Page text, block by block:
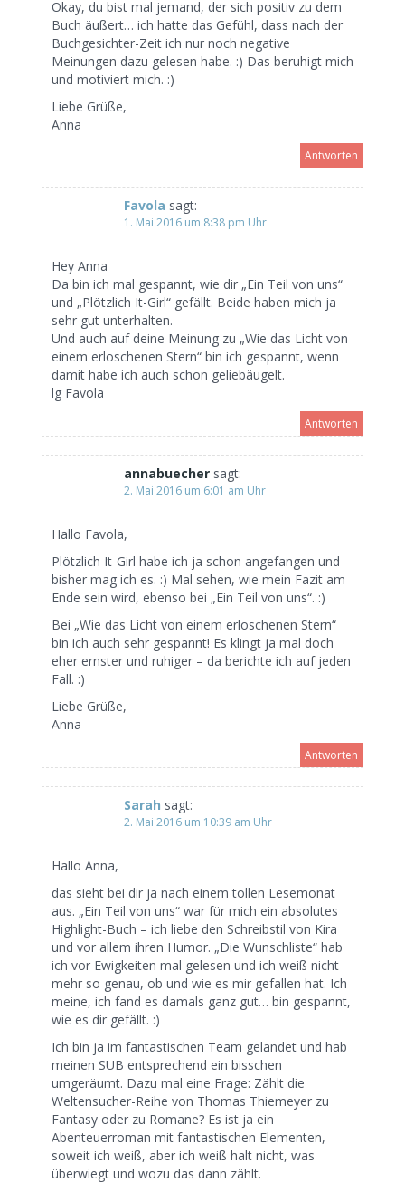
Okay, du bist mal jemand, der sich positiv zu dem
Buch äußert… ich hatte das Gefühl, dass nach der
Buchgesichter-Zeit ich nur noch negative
Meinungen dazu gelesen habe. :) Das beruhigt mich
und motiviert mich. :)
Liebe Grüße,
Anna
Antworten
Favola sagt:
1. Mai 2016 um 8:38 pm Uhr
Hey Anna
Da bin ich mal gespannt, wie dir „Ein Teil von uns“
und „Plötzlich It-Girl“ gefällt. Beide haben mich ja
sehr gut unterhalten.
Und auch auf deine Meinung zu „Wie das Licht von
einem erloschenen Stern“ bin ich gespannt, wenn
damit habe ich auch schon geliebäugelt.
lg Favola
Antworten
annabuecher sagt:
2. Mai 2016 um 6:01 am Uhr
Hallo Favola,
Plötzlich It-Girl habe ich ja schon angefangen und
bisher mag ich es. :) Mal sehen, wie mein Fazit am
Ende sein wird, ebenso bei „Ein Teil von uns“. :)
Bei „Wie das Licht von einem erloschenen Stern“
bin ich auch sehr gespannt! Es klingt ja mal doch
eher ernster und ruhiger – da berichte ich auf jeden
Fall. :)
Liebe Grüße,
Anna
Antworten
Sarah sagt:
2. Mai 2016 um 10:39 am Uhr
Hallo Anna,
das sieht bei dir ja nach einem tollen Lesemonat
aus. „Ein Teil von uns“ war für mich ein absolutes
Highlight-Buch – ich liebe den Schreibstil von Kira
und vor allem ihren Humor. „Die Wunschliste“ hab
ich vor Ewigkeiten mal gelesen und ich weiß nicht
mehr so genau, ob und wie es mir gefallen hat. Ich
meine, ich fand es damals ganz gut… bin gespannt,
wie es dir gefällt. :)
Ich bin ja im fantastischen Team gelandet und hab
meinen SUB entsprechend ein bisschen
umgeräumt. Dazu mal eine Frage: Zählt die
Weltensucher-Reihe von Thomas Thiemeyer zu
Fantasy oder zu Romane? Es ist ja ein
Abenteuerroman mit fantastischen Elementen,
soweit ich weiß, aber ich weiß halt nicht, was
überwiegt und wozu das dann zählt.